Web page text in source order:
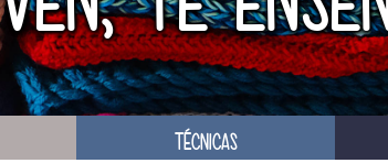
TÉCNICAS